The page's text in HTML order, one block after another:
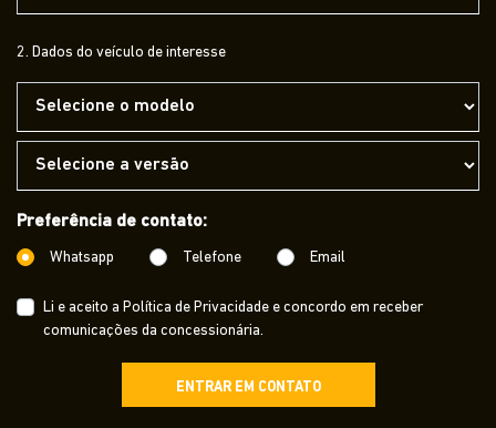
2. Dados do veículo de interesse
Preferência de contato:
Whatsapp Telefone Email
Li e aceito a Política de Privacidade e concordo em receber
comunicações da concessionária.
ENTRAR EM CONTATO